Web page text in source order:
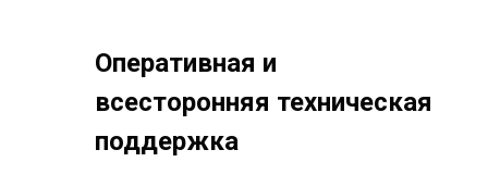
Оперативная и
всесторонняя техническая
поддержка